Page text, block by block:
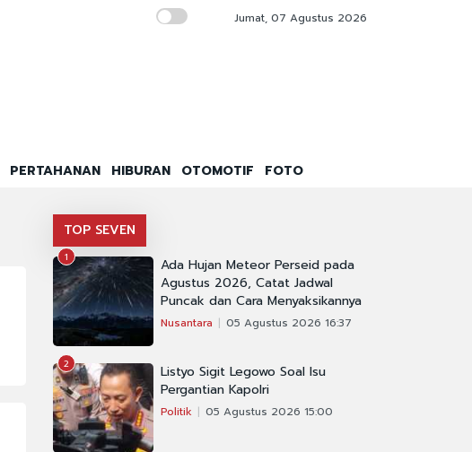
Jangan FOMO, Ini Strategi Beli Mobil di
Jumat, 07 Agustus 2026
PERTAHANAN HIBURAN OTOMOTIF FOTO
TOP SEVEN
1
Ada Hujan Meteor Perseid pada
Agustus 2026, Catat Jadwal
Puncak dan Cara Menyaksikannya
Nusantara 05 Agustus 2026 16:37
2
Listyo Sigit Legowo Soal Isu
Pergantian Kapolri
Politik 05 Agustus 2026 15:00